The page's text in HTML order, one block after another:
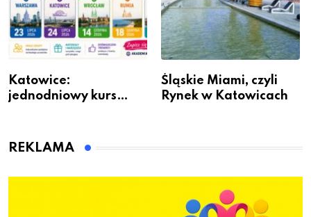
Katowice:
jednodniowy kurs
dzieci
Śląskie Miami, czyli
Rynek w Katowicach
REKLAMA